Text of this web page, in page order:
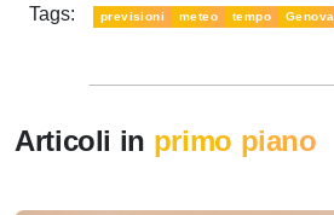
Tags: previsioni meteo tempo Genova
Articoli in primo piano